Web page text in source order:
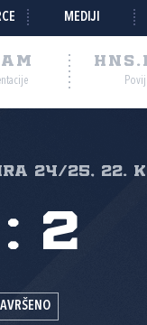
MEDIJI
24/25, 22.
: 2